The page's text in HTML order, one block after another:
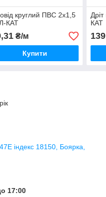
круглий ПВС 2х1,5
КАТ
₴/м
Купити
КАТ
індекс 18150, Боярка,
17:00